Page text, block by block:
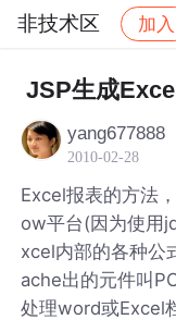
非技术区 加入
社区 非技术区
JSP生成
yang677888
2010-02-28
Excel报表的方法
ow平台(因为使用
xcel内部的各种公
ache出的元件叫
处理word或Excel